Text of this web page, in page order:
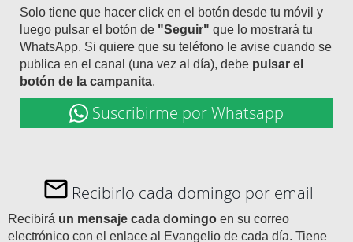
Solo tiene que hacer click en el botón desde tu móvil y
luego pulsar el botón de "Seguir" que lo mostrará tu
WhatsApp. Si quiere que su teléfono le avise cuando se
publica en el canal (una vez al día), debe pulsar el
botón de la campanita.
Suscribirme por Whatsapp
Recibirlo cada domingo por email
Recibirá un mensaje cada domingo en su correo
electrónico con el enlace al Evangelio de cada día. Tiene